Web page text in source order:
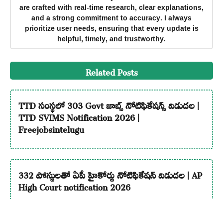
are crafted with real-time research, clear explanations,
and a strong commitment to accuracy. I always
prioritize user needs, ensuring that every update is
helpful, timely, and trustworthy.
Related Posts
TTD సంస్థలో 303 Govt జాబ్స్ నోటిఫికేషన్స్ విడుదల |
TTD SVIMS Notification 2026 |
Freejobsintelugu
332 పోస్టులతో ఏపీ హైకోర్టు నోటిఫికేషన్ విడుదల | AP
High Court notification 2026